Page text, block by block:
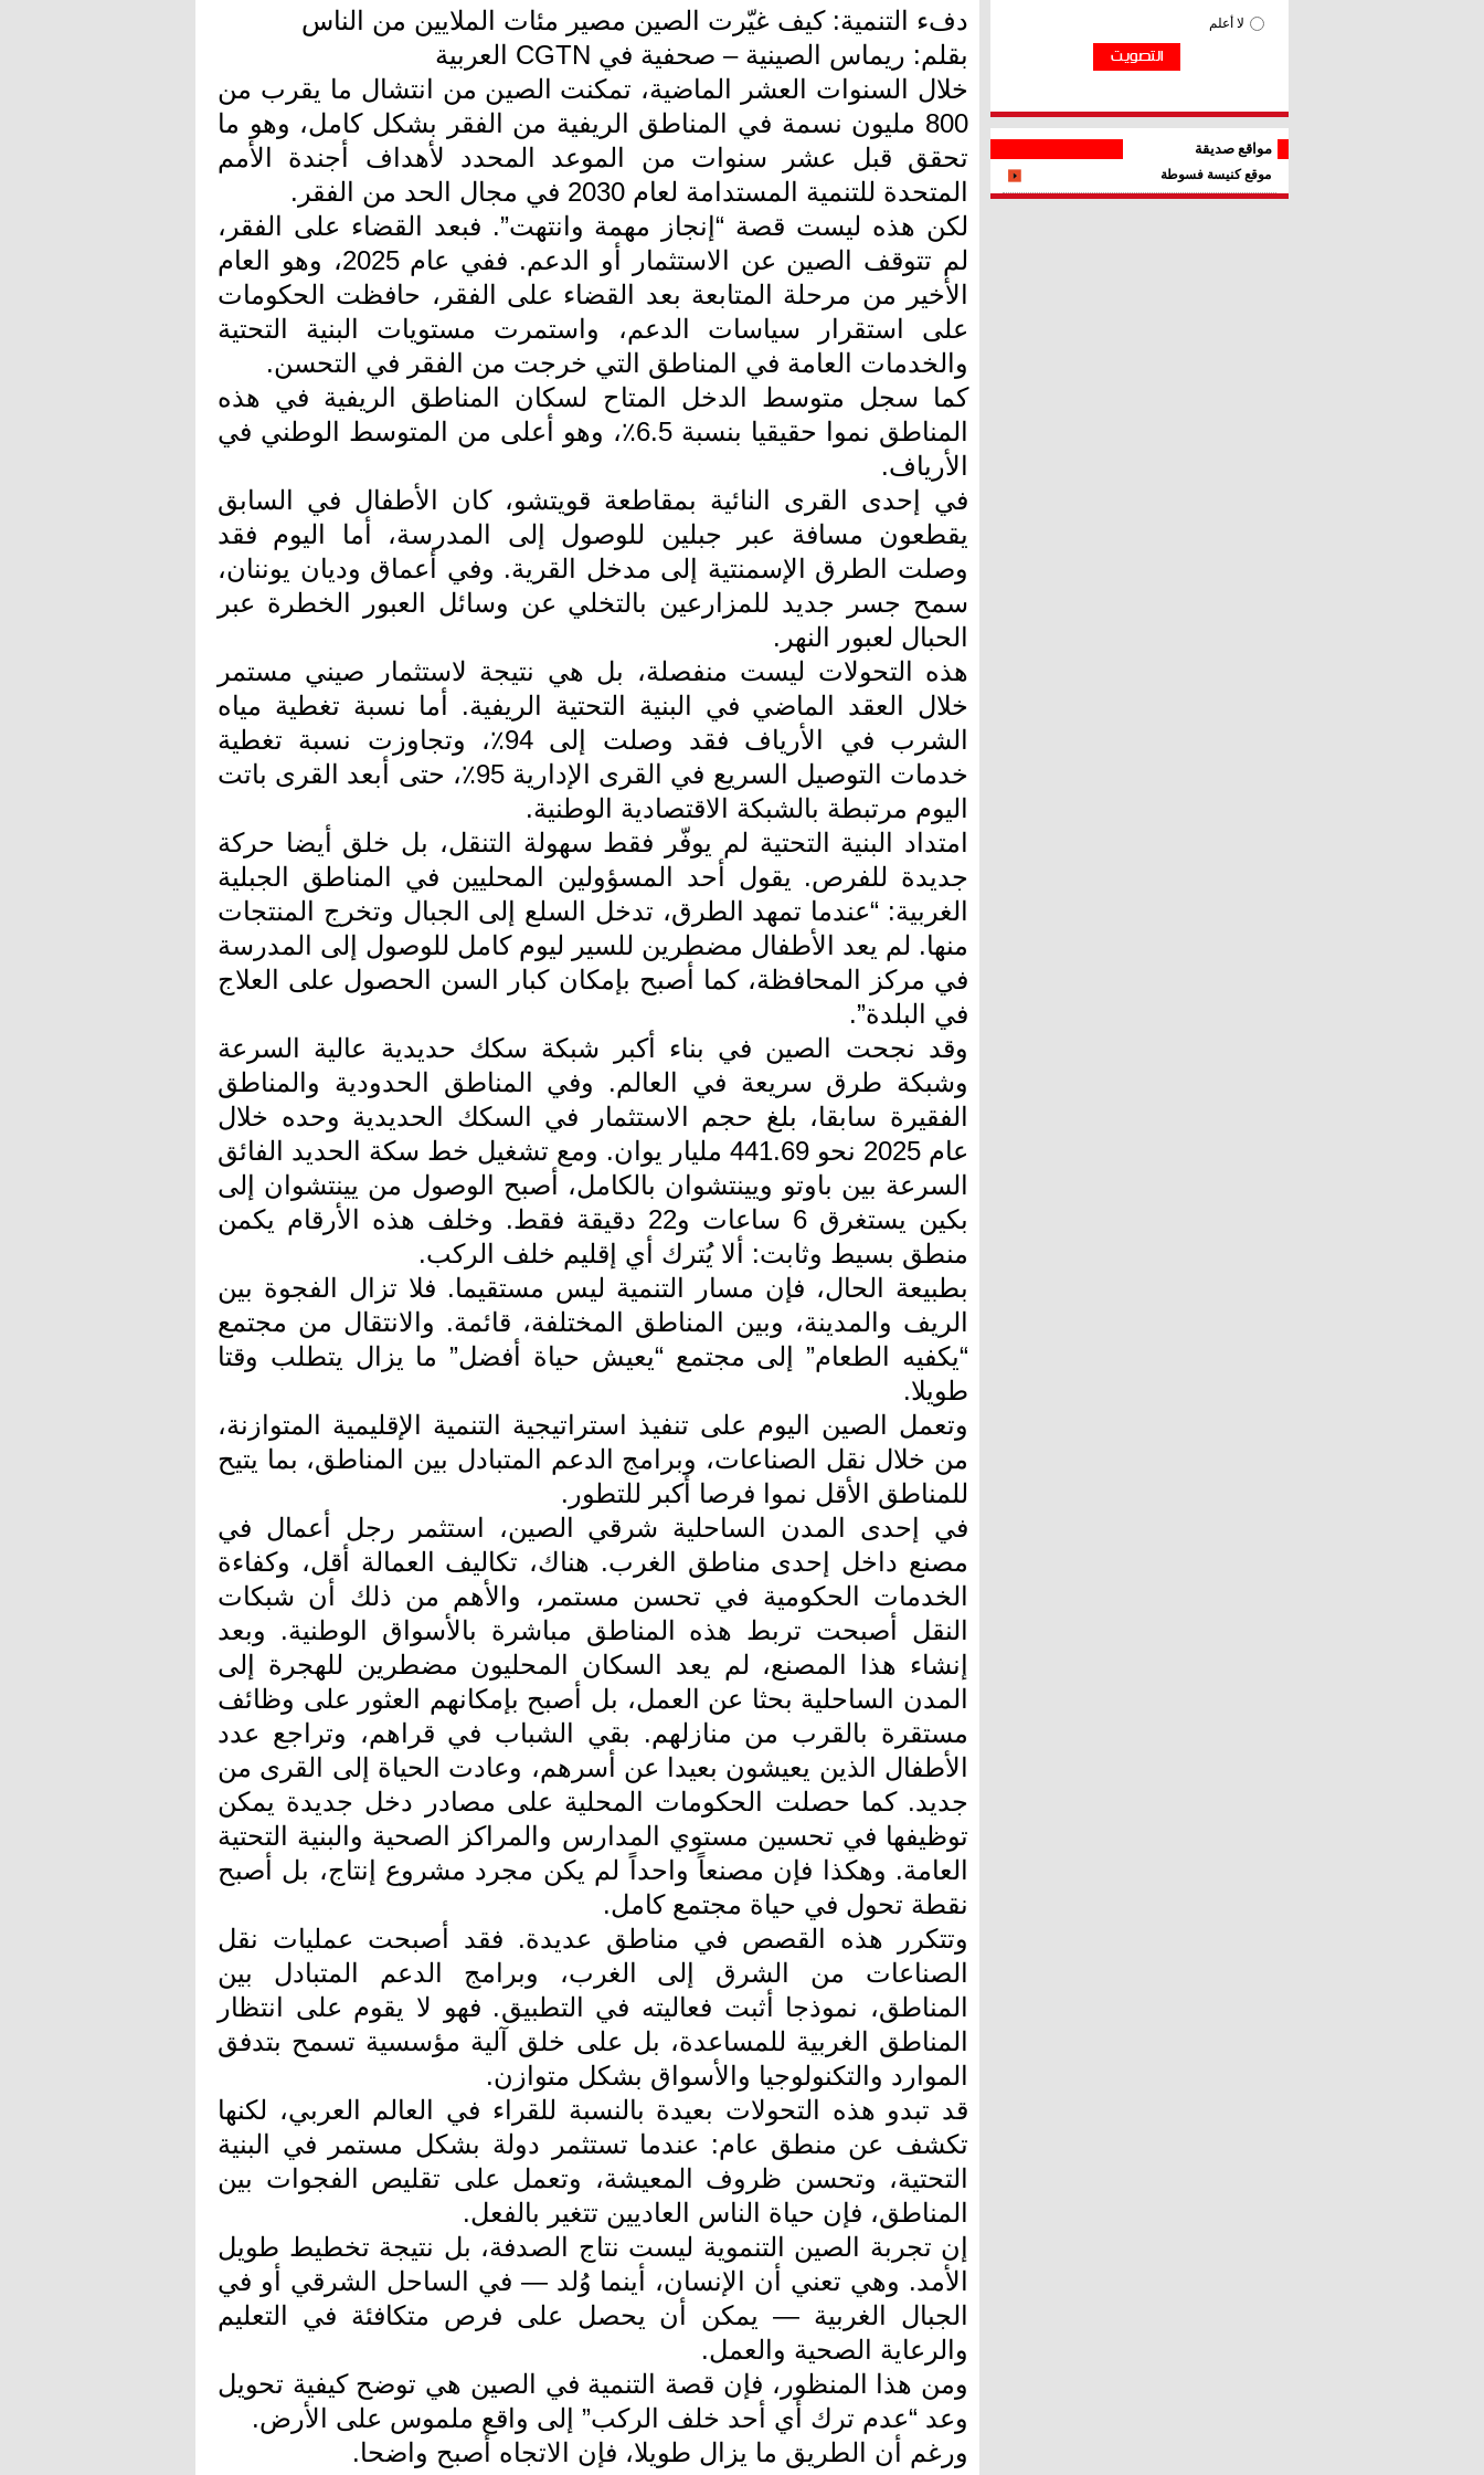
مواقع صديقة
موقع كنيسة فسوطة
دفء التنمية: كيف غيّرت الصين مصير مئات الملايين من الناس
بقلم: ريماس الصينية – صحفية في CGTN العربية
خلال السنوات العشر الماضية، تمكنت الصين من انتشال ما يقرب من
800 مليون نسمة في المناطق الريفية من الفقر بشكل كامل، وهو ما
تحقق قبل عشر سنوات من الموعد المحدد لأهداف أجندة الأمم
المتحدة للتنمية المستدامة لعام 2030 في مجال الحد من الفقر.
لكن هذه ليست قصة “إنجاز مهمة وانتهت”. فبعد القضاء على الفقر،
لم تتوقف الصين عن الاستثمار أو الدعم. ففي عام 2025، وهو العام
الأخير من مرحلة المتابعة بعد القضاء على الفقر، حافظت الحكومات
على استقرار سياسات الدعم، واستمرت مستويات البنية التحتية
والخدمات العامة في المناطق التي خرجت من الفقر في التحسن.
كما سجل متوسط الدخل المتاح لسكان المناطق الريفية في هذه
المناطق نموا حقيقيا بنسبة 6.5٪، وهو أعلى من المتوسط الوطني في
الأرياف.
في إحدى القرى النائية بمقاطعة قويتشو، كان الأطفال في السابق
يقطعون مسافة عبر جبلين للوصول إلى المدرسة، أما اليوم فقد
وصلت الطرق الإسمنتية إلى مدخل القرية. وفي أعماق وديان يوننان،
سمح جسر جديد للمزارعين بالتخلي عن وسائل العبور الخطرة عبر
الحبال لعبور النهر.
هذه التحولات ليست منفصلة، بل هي نتيجة لاستثمار صيني مستمر
خلال العقد الماضي في البنية التحتية الريفية. أما نسبة تغطية مياه
الشرب في الأرياف فقد وصلت إلى 94٪، وتجاوزت نسبة تغطية
خدمات التوصيل السريع في القرى الإدارية 95٪، حتى أبعد القرى باتت
اليوم مرتبطة بالشبكة الاقتصادية الوطنية.
امتداد البنية التحتية لم يوفّر فقط سهولة التنقل، بل خلق أيضا حركة
جديدة للفرص. يقول أحد المسؤولين المحليين في المناطق الجبلية
الغربية: “عندما تمهد الطرق، تدخل السلع إلى الجبال وتخرج المنتجات
منها. لم يعد الأطفال مضطرين للسير ليوم كامل للوصول إلى المدرسة
في مركز المحافظة، كما أصبح بإمكان كبار السن الحصول على العلاج
في البلدة”.
وقد نجحت الصين في بناء أكبر شبكة سكك حديدية عالية السرعة
وشبكة طرق سريعة في العالم. وفي المناطق الحدودية والمناطق
الفقيرة سابقا، بلغ حجم الاستثمار في السكك الحديدية وحده خلال
عام 2025 نحو 441.69 مليار يوان. ومع تشغيل خط سكة الحديد الفائق
السرعة بين باوتو ويينتشوان بالكامل، أصبح الوصول من يينتشوان إلى
بكين يستغرق 6 ساعات و22 دقيقة فقط. وخلف هذه الأرقام يكمن
منطق بسيط وثابت: ألا يُترك أي إقليم خلف الركب.
بطبيعة الحال، فإن مسار التنمية ليس مستقيما. فلا تزال الفجوة بين
الريف والمدينة، وبين المناطق المختلفة، قائمة. والانتقال من مجتمع
“يكفيه الطعام” إلى مجتمع “يعيش حياة أفضل” ما يزال يتطلب وقتا
طويلا.
وتعمل الصين اليوم على تنفيذ استراتيجية التنمية الإقليمية المتوازنة،
من خلال نقل الصناعات، وبرامج الدعم المتبادل بين المناطق، بما يتيح
للمناطق الأقل نموا فرصا أكبر للتطور.
في إحدى المدن الساحلية شرقي الصين، استثمر رجل أعمال في
مصنع داخل إحدى مناطق الغرب. هناك، تكاليف العمالة أقل، وكفاءة
الخدمات الحكومية في تحسن مستمر، والأهم من ذلك أن شبكات
النقل أصبحت تربط هذه المناطق مباشرة بالأسواق الوطنية. وبعد
إنشاء هذا المصنع، لم يعد السكان المحليون مضطرين للهجرة إلى
المدن الساحلية بحثا عن العمل، بل أصبح بإمكانهم العثور على وظائف
مستقرة بالقرب من منازلهم. بقي الشباب في قراهم، وتراجع عدد
الأطفال الذين يعيشون بعيدا عن أسرهم، وعادت الحياة إلى القرى من
جديد. كما حصلت الحكومات المحلية على مصادر دخل جديدة يمكن
توظيفها في تحسين مستوي المدارس والمراكز الصحية والبنية التحتية
العامة. وهكذا فإن مصنعاً واحداً لم يكن مجرد مشروع إنتاج، بل أصبح
نقطة تحول في حياة مجتمع كامل.
وتتكرر هذه القصص في مناطق عديدة. فقد أصبحت عمليات نقل
الصناعات من الشرق إلى الغرب، وبرامج الدعم المتبادل بين
المناطق، نموذجا أثبت فعاليته في التطبيق. فهو لا يقوم على انتظار
المناطق الغربية للمساعدة، بل على خلق آلية مؤسسية تسمح بتدفق
الموارد والتكنولوجيا والأسواق بشكل متوازن.
قد تبدو هذه التحولات بعيدة بالنسبة للقراء في العالم العربي، لكنها
تكشف عن منطق عام: عندما تستثمر دولة بشكل مستمر في البنية
التحتية، وتحسن ظروف المعيشة، وتعمل على تقليص الفجوات بين
المناطق، فإن حياة الناس العاديين تتغير بالفعل.
إن تجربة الصين التنموية ليست نتاج الصدفة، بل نتيجة تخطيط طويل
الأمد. وهي تعني أن الإنسان، أينما وُلد — في الساحل الشرقي أو في
الجبال الغربية — يمكن أن يحصل على فرص متكافئة في التعليم
والرعاية الصحية والعمل.
ومن هذا المنظور، فإن قصة التنمية في الصين هي توضح كيفية تحويل
وعد “عدم ترك أي أحد خلف الركب” إلى واقع ملموس على الأرض.
ورغم أن الطريق ما يزال طويلا، فإن الاتجاه أصبح واضحا.